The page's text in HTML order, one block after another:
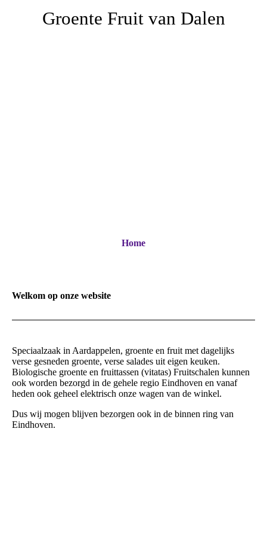
Groente Fruit van Dalen
Home
Welkom op onze website
Speciaalzaak in Aardappelen, groente en fruit met dagelijks
verse gesneden groente, verse salades uit eigen keuken.
Biologische groente en fruittassen (vitatas) Fruitschalen kunnen
ook worden bezorgd in de gehele regio Eindhoven en vanaf
heden ook geheel elektrisch onze wagen van de winkel.
Dus wij mogen blijven bezorgen ook in de binnen ring van
Eindhoven.